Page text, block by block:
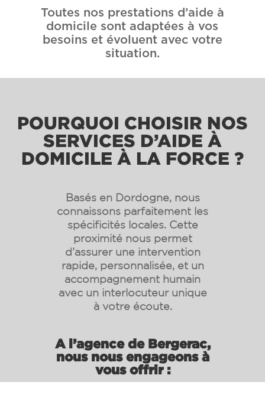
Toutes nos prestations d’aide à
domicile sont adaptées à vos
besoins et évoluent avec votre
situation.
POURQUOI CHOISIR NOS
SERVICES D’AIDE À
DOMICILE À LA FORCE ?
Basés en Dordogne, nous
connaissons parfaitement les
spécificités locales. Cette
proximité nous permet
d’assurer une intervention
rapide, personnalisée, et un
accompagnement humain
avec un interlocuteur unique
à votre écoute.
A l’agence de Bergerac,
nous nous engageons à
vous offrir :